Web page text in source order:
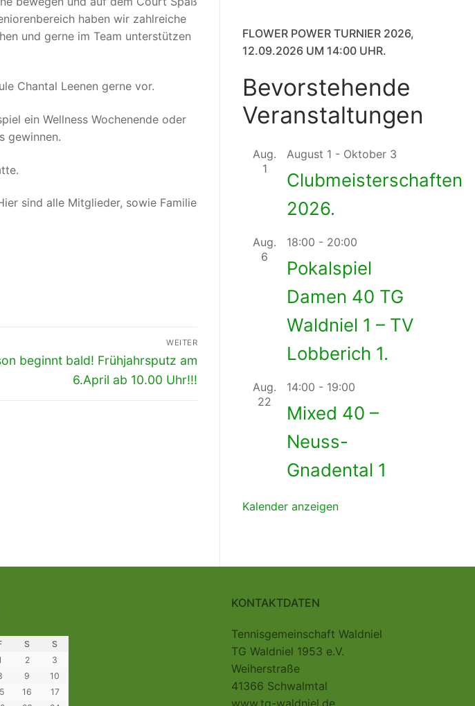
haben wir zahlreiche
und gerne im Team unterstützen
Chantal Leenen gerne vor.
ein Wellness Wochenende oder
gewinnen.
sind alle Mitglieder, sowie Familie
WEITER
beginnt bald! Frühjahrsputz am
6.April ab 10.00 Uhr!!!
FLOWER POWER TURNIER 2026,
12.09.2026 UM 14:00 UHR.
Bevorstehende
Veranstaltungen
Aug.
1
August 1 - Oktober 3
Clubmeisterschaften
2026.
Aug.
6
18:00 - 20:00
Pokalspiel
Damen 40 TG
Waldniel 1 – TV
Lobberich 1.
Aug.
22
14:00 - 19:00
Mixed 40 –
Neuss-
Gnadental 1
Kalender anzeigen
S
S
2
3
9
10
16
17
KONTAKTDATEN
Tennisgemeinschaft Waldniel
TG Waldniel 1953 e.V.
Weiherstraße
41366 Schwalmtal